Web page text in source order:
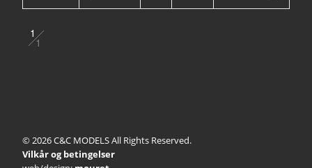
1
1
© 2026 C&C MODELS All Rights Reserved.
Vilkår og betingelser